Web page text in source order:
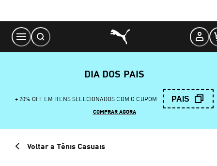
Content
DIA DOS PAIS
+ 20% OFF EM ITENS SELECIONADOS COM O CUPOM PAIS
COMPRAR AGORA
Voltar a Tênis Casuais